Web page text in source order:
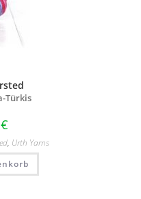
Türkis
€
, Urth Yarns